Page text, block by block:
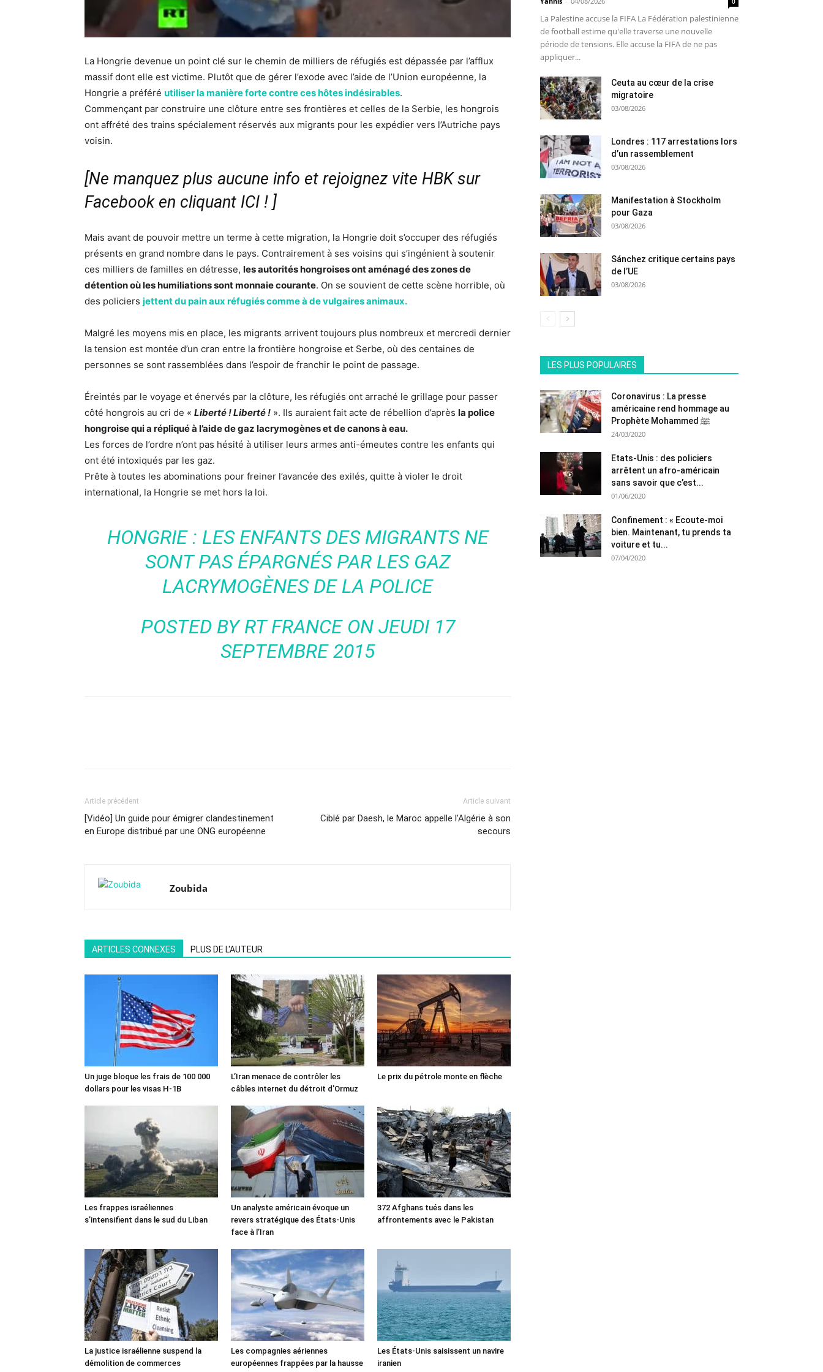
La Hongrie devenue un point clé sur le chemin de milliers de réfugiés est dépassée par l’afflux
massif dont elle est victime. Plutôt que de gérer l’exode avec l’aide de l’Union européenne, la
Hongrie a préféré utiliser la manière forte contre ces hôtes indésirables.
Commençant par construire une clôture entre ses frontières et celles de la Serbie, les hongrois
ont affrété des trains spécialement réservés aux migrants pour les expédier vers l’Autriche pays
voisin.
[Ne manquez plus aucune info et rejoignez vite HBK sur
Facebook en cliquant ICI ! ]
Mais avant de pouvoir mettre un terme à cette migration, la Hongrie doit s’occuper des réfugiés
présents en grand nombre dans le pays. Contrairement à ses voisins qui s’ingénient à soutenir
ces milliers de familles en détresse, les autorités hongroises ont aménagé des zones de
détention où les humiliations sont monnaie courante. On se souvient de cette scène horrible, où
des policiers jettent du pain aux réfugiés comme à de vulgaires animaux.
Malgré les moyens mis en place, les migrants arrivent toujours plus nombreux et mercredi dernier
la tension est montée d’un cran entre la frontière hongroise et Serbe, où des centaines de
personnes se sont rassemblées dans l’espoir de franchir le point de passage.
Éreintés par le voyage et énervés par la clôture, les réfugiés ont arraché le grillage pour passer
côté hongrois au cri de « Liberté ! Liberté ! ». Ils auraient fait acte de rébellion d’après la police
hongroise qui a répliqué à l’aide de gaz lacrymogènes et de canons à eau.
Les forces de l’ordre n’ont pas hésité à utiliser leurs armes anti-émeutes contre les enfants qui
ont été intoxiqués par les gaz.
Prête à toutes les abominations pour freiner l’avancée des exilés, quitte à violer le droit
international, la Hongrie se met hors la loi.
HONGRIE : LES ENFANTS DES MIGRANTS NE
SONT PAS ÉPARGNÉS PAR LES GAZ
LACRYMOGÈNES DE LA POLICE
POSTED BYRT FRANCEON JEUDI 17
SEPTEMBRE 2015
Article précédent
[Vidéo] Un guide pour émigrer clandestinement
en Europe distribué par une ONG européenne
Article suivant
Ciblé par Daesh, le Maroc appelle l’Algérie à son
secours
Zoubida
ARTICLES CONNEXES PLUS DE L'AUTEUR
Un juge bloque les frais de 100 000
dollars pour les visas H-1B
L’Iran menace de contrôler les
câbles internet du détroit d’Ormuz
Le prix du pétrole monte en flèche
Les frappes israéliennes
s’intensifient dans le sud du Liban
Un analyste américain évoque un
revers stratégique des États-Unis
face à l’Iran
372 Afghans tués dans les
affrontements avec le Pakistan
La justice israélienne suspend la
démolition de commerces
Les compagnies aériennes
européennes frappées par la hausse
Les États-Unis saisissent un navire
iranien
La Palestine accuse la FIFA La Fédération palestinienne
de football estime qu'elle traverse une nouvelle
période de tensions. Elle accuse la FIFA de ne pas
appliquer...
Ceuta au cœur de la crise
migratoire
03/08/2026
Londres : 117 arrestations lors
d’un rassemblement
03/08/2026
Manifestation à Stockholm
pour Gaza
03/08/2026
Sánchez critique certains pays
de l’UE
03/08/2026
LES PLUS POPULAIRES
Coronavirus : La presse
américaine rend hommage au
Prophète Mohammed ﷺ
24/03/2020
Etats-Unis : des policiers
arrêtent un afro-américain
sans savoir que c’est...
01/06/2020
Confinement : « Ecoute-moi
bien. Maintenant, tu prends ta
voiture et tu...
07/04/2020